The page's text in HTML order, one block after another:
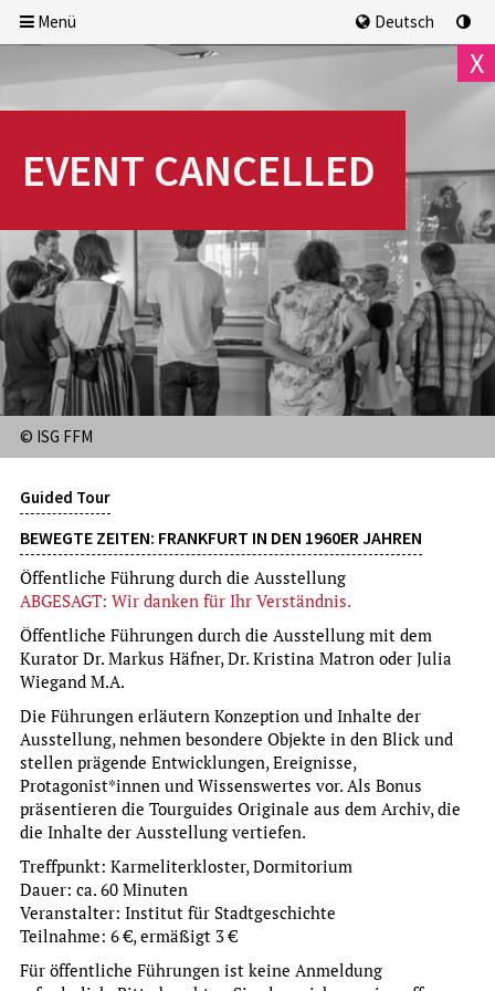
EVENT CANCELLED
© ISG FFM
X
Guided Tour
BEWEGTE ZEITEN: FRANKFURT IN DEN 1960ER JAHREN
Öffentliche Führung durch die Ausstellung
ABGESAGT: Wir danken für Ihr Verständnis.
Öffentliche Führungen durch die Ausstellung mit dem
Kurator Dr. Markus Häfner, Dr. Kristina Matron oder Julia
Wiegand M.A.
Die Führungen erläutern Konzeption und Inhalte der
Ausstellung, nehmen besondere Objekte in den Blick und
stellen prägende Entwicklungen, Ereignisse,
Protagonist*innen und Wissenswertes vor. Als Bonus
präsentieren die Tourguides Originale aus dem Archiv, die
die Inhalte der Ausstellung vertiefen.
Treffpunkt: Karmeliterkloster, Dormitorium
Dauer: ca. 60 Minuten
Veranstalter: Institut für Stadtgeschichte
Teilnahme: 6 €, ermäßigt 3 €
Für öffentliche Führungen ist keine Anmeldung
Menü Deutsch
We, 5.8.2026
18:00 Uhr
AUSGEBUCHT
Exhibition opening
WILDES RADELN
FAHRRADEXKURSION ZU WILDEN ECKEN
um Voranmeldung wird gebeten
more
Su, 9.8.2026
15:00 Uhr